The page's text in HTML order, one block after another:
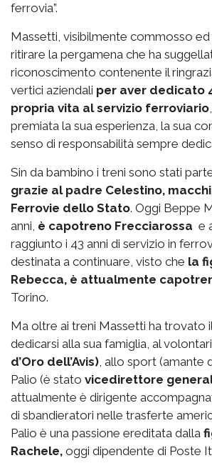
ferrovia”.
Massetti, visibilmente commosso
ritirare la pergamena che ha
riconoscimento contenente il
vertici aziendali per aver dedicato
propria vita al servizio ferroviario
premiata la sua esperienza, la sua
senso di responsabilità sempre
Sin da bambino i treni sono stati
grazie al padre Celestino,
Ferrovie dello Stato. Oggi Beppe
anni, è capotreno Frecciarossa e
raggiunto i 43 anni di servizio in
destinata a continuare, visto che la
Rebecca, è attualmente
Torino.
Ma oltre ai treni Massetti ha trovato
dedicarsi alla sua famiglia, al
d’Oro dell’Avis), allo sport (amante
Palio (è stato vicedirettore
attualmente è dirigente
di sbandieratori nelle trasferte
Palio è una passione ereditata dalla
Rachele, oggi dipendente di Poste